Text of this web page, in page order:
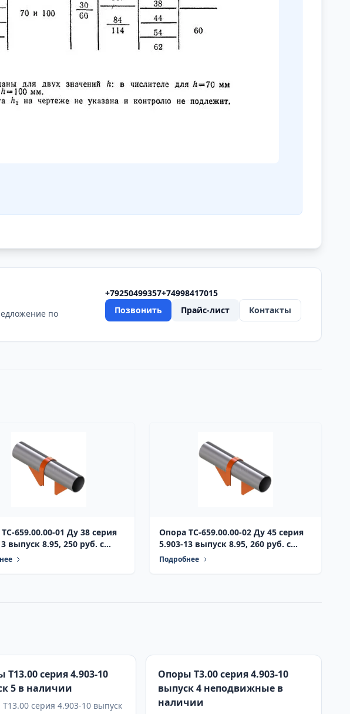
по
+79250499357+74998417015
Позвонить
Прайс-лист Контакты
659.00.00-01 Ду 38 серия
выпуск 8.95, 250 руб. с
Опора ТС-659.00.00-02 Ду 45 серия
5.903-13 выпуск 8.95, 260 руб. с
НДС, в наличии
Подробнее
Т13.00 серия 4.903-10
5 в наличии
серия 4.903-10 выпуск
Опоры Т3.00 серия 4.903-10
выпуск 4 неподвижные в
наличии